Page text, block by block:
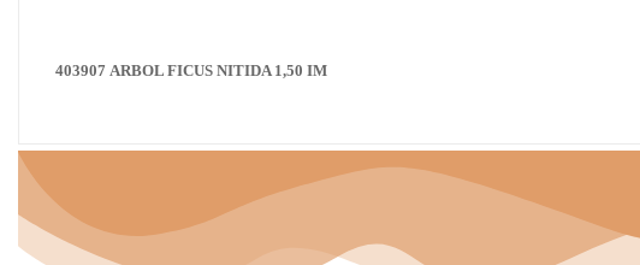
403907 ARBOL FICUS NITIDA 1,50 IM